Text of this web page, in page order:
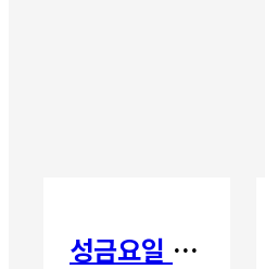
성금요일 칸타타